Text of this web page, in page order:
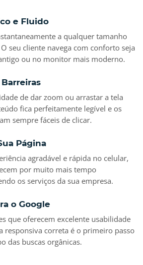
e Fluido
a qualquer tamanho
seu cliente navega com conforto seja
ou no monitor mais moderno.
de dar zoom ou arrastar a tela
fica perfeitamente legível e os
sempre fáceis de clicar.
Página
agradável e rápida no celular,
por muito mais tempo
os serviços da sua empresa.
o Google
que oferecem excelente usabilidade
responsiva correta é o primeiro passo
das buscas orgânicas.